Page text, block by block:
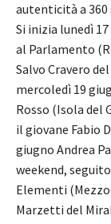
autenticità a
Si inizia lunedì
al Parlamento
Salvo Cravero
mercoledì 19
Rosso (Isola del
il giovane Fabio
giugno Andrea
weekend,
Elementi
Marzetti del